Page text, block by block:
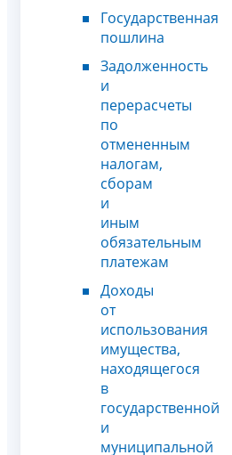
Государственная
пошлина
Задолженность
и
перерасчеты
по
отмененным
налогам,
сборам
и
иным
обязательным
платежам
Доходы
от
использования
имущества,
находящегося
в
государственной
и
муниципальной